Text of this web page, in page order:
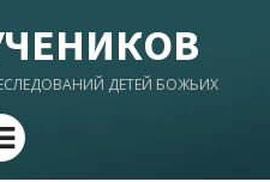
ДЕТЕЙ БОЖЬИХ
Menu